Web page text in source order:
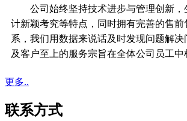
公司始终坚持技术进步与管理创新，
计新颖考究等特点，同时拥有完善的售
系，我们用数据来说话及时发现问题解
及客户至上的服务宗旨在全体公司员工中
更多..
联系方式